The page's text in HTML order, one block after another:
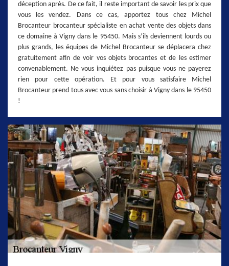
déception après. De ce fait, il reste important de savoir les prix que
vous les vendez. Dans ce cas, apportez tous chez Michel
Brocanteur brocanteur spécialiste en achat vente des objets dans
ce domaine à Vigny dans le 95450. Mais s’ils deviennent lourds ou
plus grands, les équipes de Michel Brocanteur se déplacera chez
gratuitement afin de voir vos objets brocantes et de les estimer
convenablement. Ne vous inquiétez pas puisque vous ne payerez
rien pour cette opération. Et pour vous satisfaire Michel
Brocanteur prend tous avec vous sans choisir à Vigny dans le 95450
!